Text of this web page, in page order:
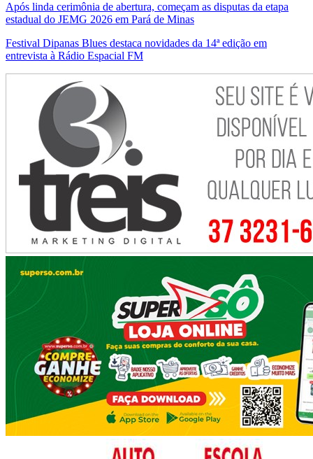
Após linda cerimônia de abertura, começam as disputas da etapa
estadual do JEMG 2026 em Pará de Minas
Festival Dipanas Blues destaca novidades da 14ª edição em
entrevista à Rádio Espacial FM